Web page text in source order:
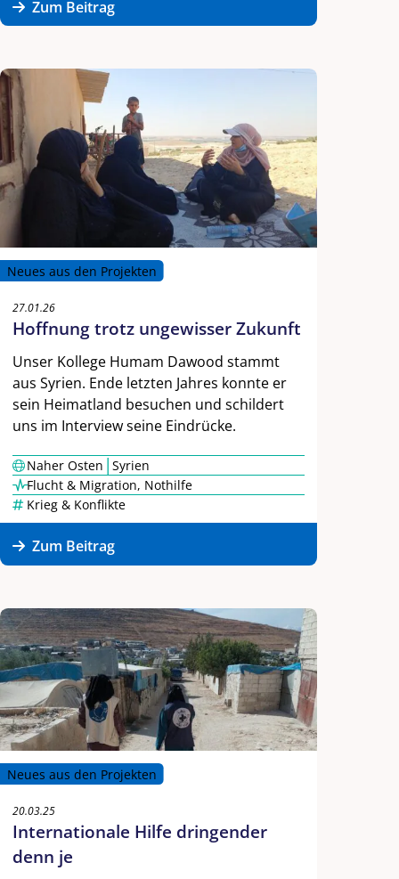
Zum Beitrag
Neues aus den Projekten
27.01.26
Hoffnung trotz ungewisser Zukunft
Unser Kollege Humam Dawood stammt
aus Syrien. Ende letzten Jahres konnte er
sein Heimatland besuchen und schildert
uns im Interview seine Eindrücke.
Naher Osten|Syrien
Flucht & Migration, Nothilfe
Krieg & Konflikte
Zum Beitrag
Neues aus den Projekten
20.03.25
Internationale Hilfe dringender
denn je